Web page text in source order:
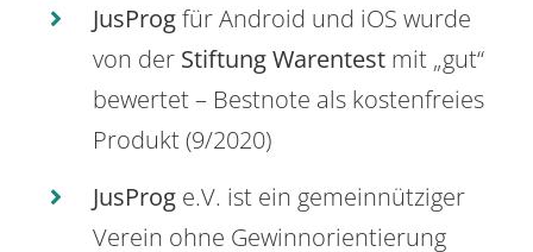
JusProgfür Android und iOS wurde
von der Stiftung Warentest mit „gut“
bewertet – Bestnote als kostenfreies
Produkt (9/2020)
JusProg e.V. ist ein gemeinnütziger
Verein ohne Gewinnorientierung